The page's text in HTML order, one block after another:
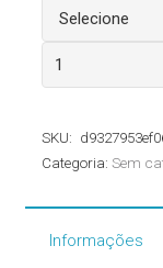
Reanimador
Manual
Response™
quantidade
SKU:
Categoria: Sem
Informações